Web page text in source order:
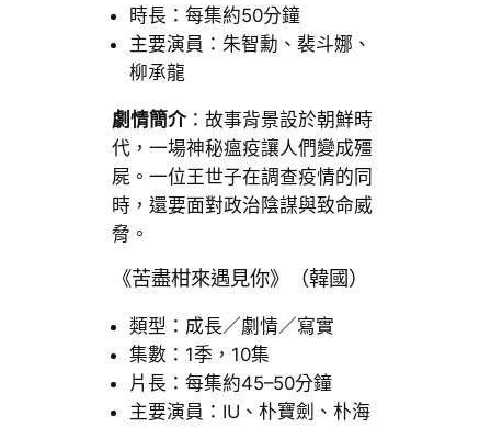
時長：每集約50分鐘
主要演員：朱智勳、裴斗娜、
柳承龍
劇情簡介：故事背景設於朝鮮時
代，一場神秘瘟疫讓人們變成殭
屍。一位王世子在調查疫情的同
時，還要面對政治陰謀與致命威
脅。
《苦盡柑來遇見你》（韓國）
類型：成長／劇情／寫實
集數：1季，10集
片長：每集約45–50分鐘
主要演員：IU、朴寶劍、朴海